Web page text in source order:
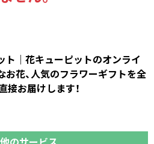
ト｜花キューピットのオンライ
花、人気のフラワーギフトを全
接お届けします！